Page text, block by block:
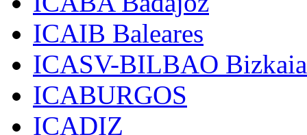
ICAIB Baleares
ICASV-BILBAO Bizkaia
ICABURGOS
ICADIZ